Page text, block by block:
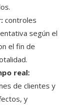
controles
según el
el fin de
real:
de clientes y
y